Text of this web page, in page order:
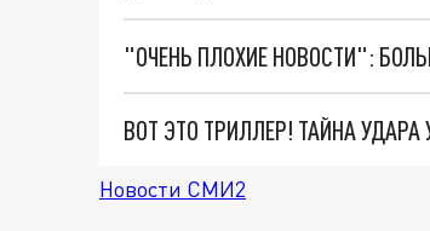
ВОТ ЭТО ТРИЛЛЕР! ТАЙНА
Новости СМИ2